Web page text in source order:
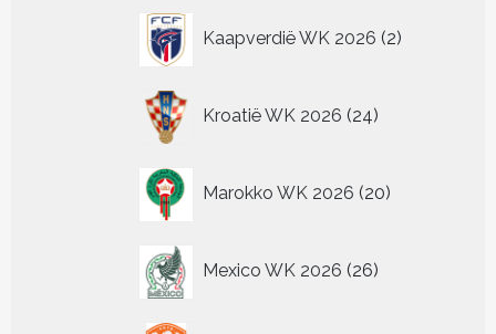
Kaapverdië WK 2026 2
producten
Kroatië WK 2026 24
producten
Marokko WK 2026 20
producten
Mexico WK 2026 26
producten